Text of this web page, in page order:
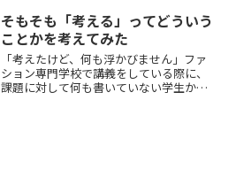
指す学生に向けたワークショップを考え
てください」の回答です。...
そもそも「考える」ってどういう
ことかを考えてみた
「考えたけど、何も浮かびません」ファ
ション専門学校で講義をしている際に、
課題に対して何も書いていない学生から